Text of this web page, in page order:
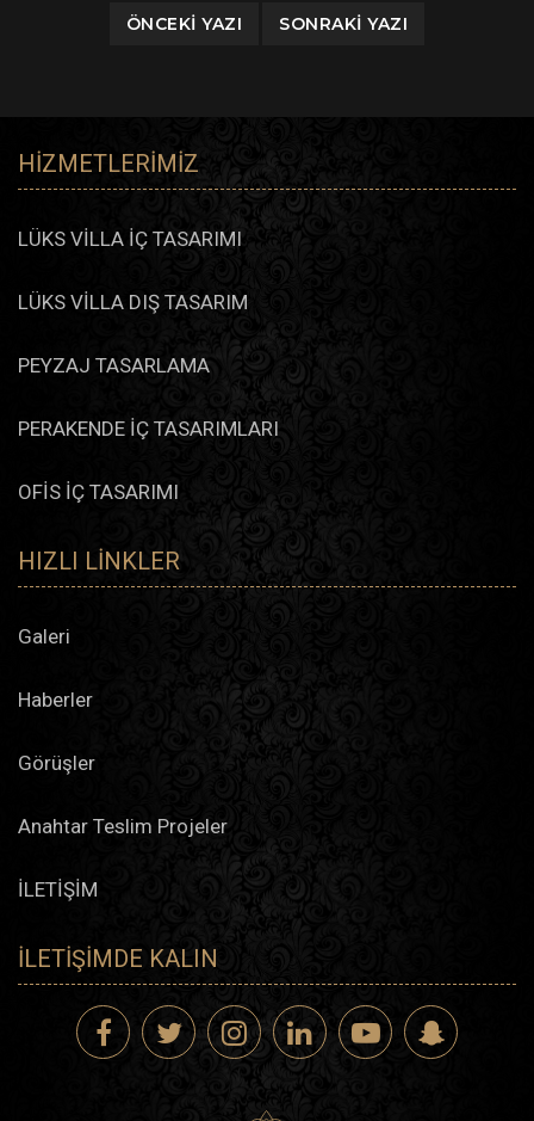
ÖNCEKI YAZI SONRAKI YAZI
HIZMETLERIMIZ
LÜKS VİLLA İÇ TASARIMI
LÜKS VİLLA DIŞ TASARIM
PEYZAJ TASARLAMA
PERAKENDE İÇ TASARIMLARI
OFİS İÇ TASARIMI
HIZLI LINKLER
Galeri
Haberler
Görüşler
Anahtar Teslim Projeler
İLETİŞİM
İLETIŞIMDE KALIN